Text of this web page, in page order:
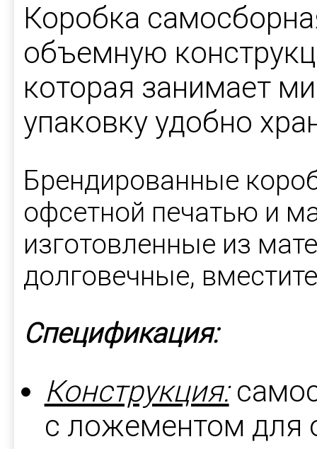
Коробка
объемную
которая занимает
упаковку удобно
Брендированные
офсетной печатью и
изготовленные из
долговечные,
Спецификация:
Конструкция:
с ложементом для